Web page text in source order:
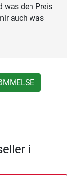
was den Preis
auch was
i